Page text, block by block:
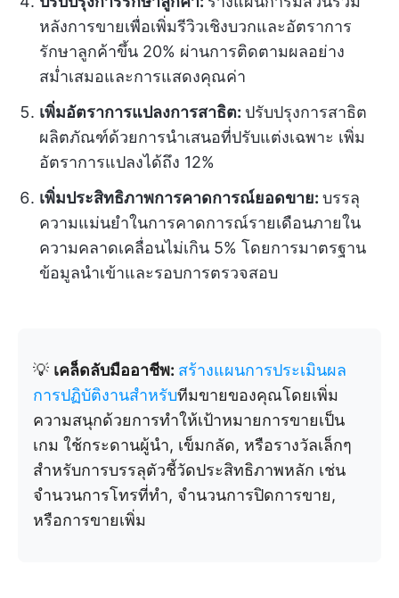
หลังการขายเพื่อเพิ่มรีวิวเชิงบวกและอัตราการ
รักษาลูกค้าขึ้น 20% ผ่านการติดตามผลอย่าง
สม่ำเสมอและการแสดงคุณค่า
เพิ่มอัตราการแปลงการสาธิต: ปรับปรุงการสาธิต
ผลิตภัณฑ์ด้วยการนำเสนอที่ปรับแต่งเฉพาะ เพิ่ม
อัตราการแปลงได้ถึง 12%
เพิ่มประสิทธิภาพการคาดการณ์ยอดขาย: บรรลุ
ความแม่นยำในการคาดการณ์รายเดือนภายใน
ความคลาดเคลื่อนไม่เกิน 5% โดยการมาตรฐาน
ข้อมูลนำเข้าและรอบการตรวจสอบ
💡 เคล็ดลับมืออาชีพ: สร้างแผนการประเมินผล
การปฏิบัติงานสำหรับทีมขายของคุณโดยเพิ่ม
ความสนุกด้วยการทำให้เป้าหมายการขายเป็น
เกม ใช้กระดานผู้นำ, เข็มกลัด, หรือรางวัลเล็กๆ
สำหรับการบรรลุตัวชี้วัดประสิทธิภาพหลัก เช่น
จำนวนการโทรที่ทำ, จำนวนการปิดการขาย,
หรือการขายเพิ่ม